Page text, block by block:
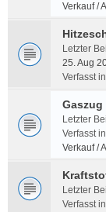
Verkauf /
Letzter
25. Aug
Verfasst in
Gaszug
Letzter
Verfasst in
Verkauf /
Letzter
Verfasst in